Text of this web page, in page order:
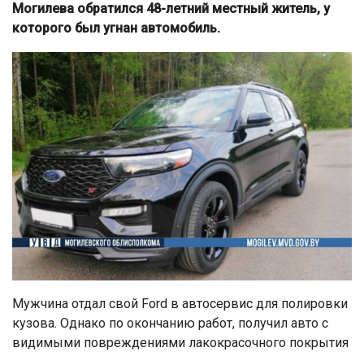
Могилева обратился 48-летний местный житель, у
которого был угнан автомобиль.
Мужчина отдал свой Ford в автосервис для полировки
кузова. Однако по окончанию работ, получил авто с
видимыми повреждениями лакокрасочного покрытия